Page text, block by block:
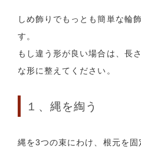
しめ飾りでもっとも簡単な輪
す。
もし違う形が良い場合は、長
な形に整えてください。
１、縄を綯う
縄を3つの束にわけ、根元を固